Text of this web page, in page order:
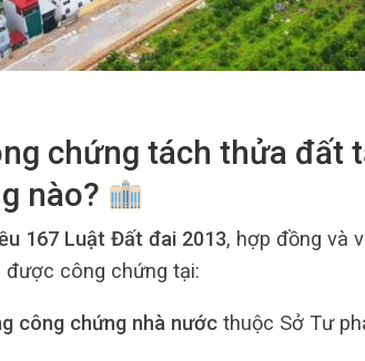
chứng tách thửa đất
nào?
167 Luật Đất đai 2013, hợp đồng và
được công chứng tại:
công chứng nhà nướcthuộc Sở Tư